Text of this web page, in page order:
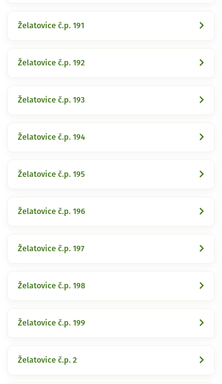
Želatovice č.p. 191
Želatovice č.p. 192
Želatovice č.p. 193
Želatovice č.p. 194
Želatovice č.p. 195
Želatovice č.p. 196
Želatovice č.p. 197
Želatovice č.p. 198
Želatovice č.p. 199
Želatovice č.p. 2